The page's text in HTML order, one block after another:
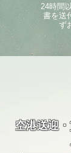
24時間
書を送
ず
空港送迎